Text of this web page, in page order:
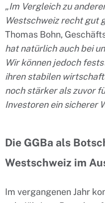
„Im Vergleich zu
Westschweiz recht gut
Thomas Bohn,
hat natürlich auch bei
Wir können jedoch
ihren stabilen
noch stärker als zuvor
Investoren ein sicherer
Die GGBa als
Westschweiz im
Im vergangenen Jahr